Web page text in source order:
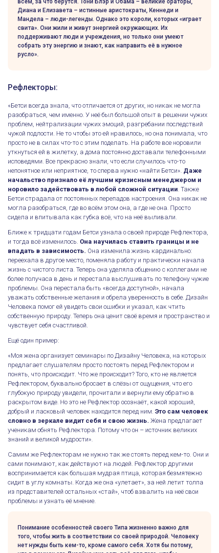
Типы: Проектор и Рефлектор
Диана и Елизавета – истинные аристократы, Кеннеди и
Мандела – люди-легенды. Однако это короли, которых «играет
свита». Они жили и живут энергией окружающих. Их
поддерживают люди и учреждения, но только они умеют
собрать эту энергию и знают, как направить её в нужное
русло».
Рефлекторы:
«Бетси всегда знала, что отличается от других, но никак не могла
разобраться, чем именно. У неё был большой опыт в решении чужих
проблем, нейтрализации чужих эмоций, разгребании последствий
чужой подлости. Не то чтобы это ей нравилось, но она понимала, что
просто не в силах что-то с этим поделать. На работе все норовили
уткнуться ей в жилетку, а дома постоянно доставали телефонными
исповедями. Все прекрасно знали, что если случилось что-то
непонятное или неприятное, то сперва нужно «найти Бетси». Даже
начальство признало её лучшим кризисным менеджером и
норовило задействовать в любой сложной ситуации . Также
Бетси страдала от постоянных перепадов настроения. Она никак не
могла разобраться, где во всём этом она, а где не она. Просто
сидела и впитывала как губка всё, что на неё выливали.
Ближе к тридцати годам Бетси узнала о своей природе Рефлектора,
и тогда всё изменилось. Она научилась ставить границы и не
впадать в зависимость. Она изменила жизнь кардинально:
переехала в другое место, поменяла работу и практически начала
жизнь с чистого листа. Теперь она уделяла общению с коллегами не
более получаса в день и перестала выслушивать по телефону чужие
проблемы. Она перестала быть «всегда доступной», начала
уважать собственные желания и обрела уверенность в себе. Дизайн
Человека помог ей увидеть свои ошибки и указал, как чтить
собственную природу. Теперь она ценит своё время и пространство и
чувствует себя счастливой.
Ещё один пример:
«Моя жена организует семинары по Дизайну Человека, на которых
предлагает слушателям просто постоять перед Рефлектором и
понять, что происходит. Что же происходит? Того, кто не является
Рефлектором, буквально бросает в слёзы от ощущения, что его
глубокую природу увидели, прочитали и вернули ему обратно в
раскрытом виде. Но это не Рефлектор осознаёт, какой хороший,
добрый и ласковый человек находится перед ним. Это сам человек
словно в зеркале видит себя и свою жизнь. Жена предлагает
ученикам обнять Рефлектора. Потому что он – источник великих
знаний и великой мудрости».
Самим же Рефлекторам не нужно так же стоять перед кем-то. Они и
сами понимают, как действуют на людей. Рефлектор другими
воспринимается как большая мудрая птица, которая безмятежно
сидит в углу комнаты. Когда же она «улетает», за ней летит толпа
из представителей остальных «стай», чтоб взвалить на неё свои
проблемы и узнать её мнение.
Понимание особенностей своего Типа жизненно важно для
того, чтобы жить в соответствии со своей природой. Человеку
нет нужды быть кем-то, кроме самого себя. Хотя бы потому,